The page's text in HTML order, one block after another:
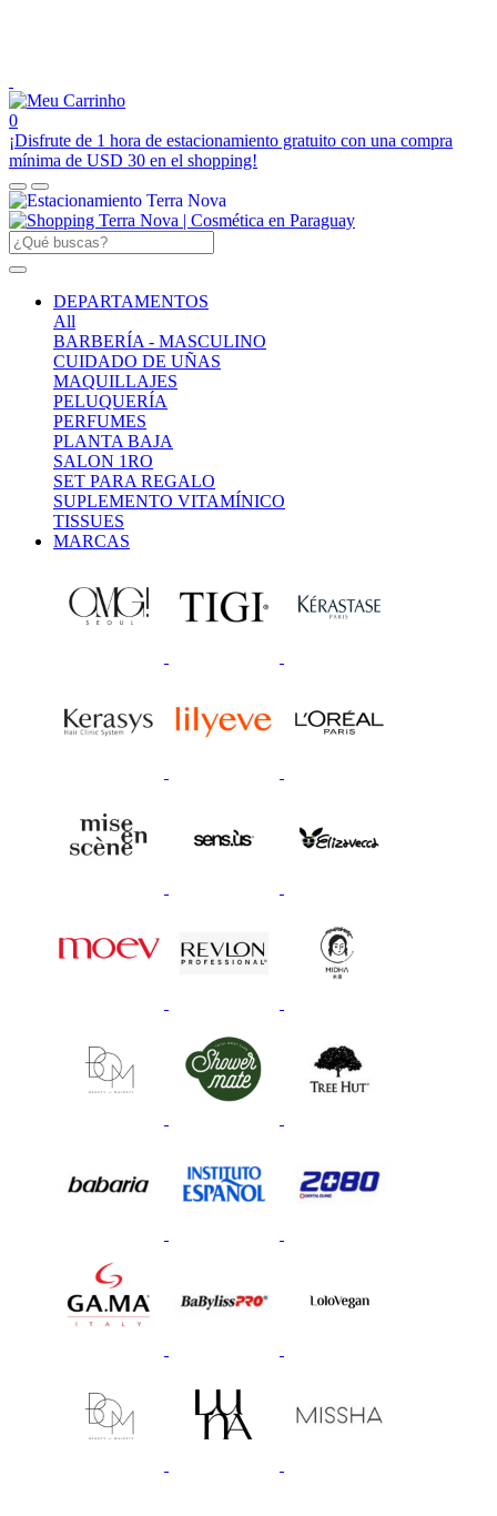
0
¡Disfrute de 1 hora de estacionamiento gratuito con una compra
mínima de USD 30 en el shopping!
DEPARTAMENTOS
All
BARBERÍA - MASCULINO
CUIDADO DE UÑAS
MAQUILLAJES
PELUQUERÍA
PERFUMES
PLANTA BAJA
SALON 1RO
SET PARA REGALO
SUPLEMENTO VITAMÍNICO
TISSUES
MARCAS